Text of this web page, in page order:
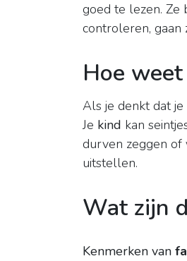
goed te lezen. Ze
controleren,
Hoe
Als je denkt dat je
Je kind kan
durven zeggen of
uitstellen.
Wat zijn
Kenmerken van